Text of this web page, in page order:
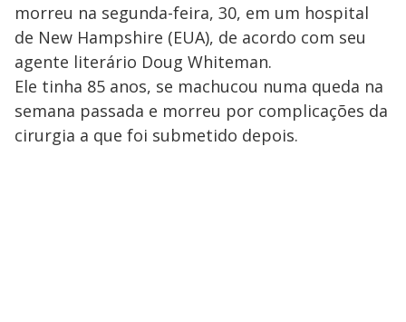
morreu na segunda-feira, 30, em um hospital
de New Hampshire (EUA), de acordo com seu
agente literário Doug Whiteman.
Ele tinha 85 anos, se machucou numa queda na
semana passada e morreu por complicações da
cirurgia a que foi submetido depois.